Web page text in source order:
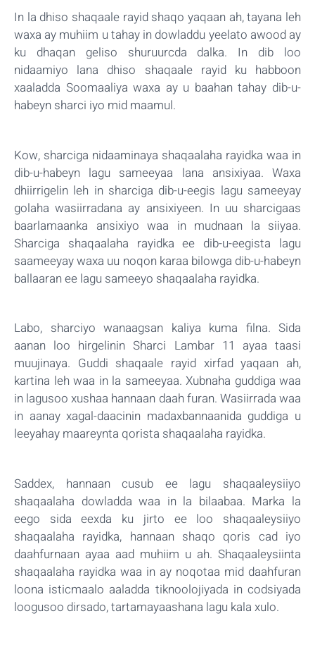
In la dhiso shaqaale rayid shaqo yaqaan ah, tayana leh
waxa ay muhiim u tahay in dowladdu yeelato awood ay
ku dhaqan geliso shuruurcda dalka. In dib loo
nidaamiyo lana dhiso shaqaale rayid ku habboon
xaaladda Soomaaliya waxa ay u baahan tahay dib-u-
habeyn sharci iyo mid maamul.
Kow, sharciga nidaaminaya shaqaalaha rayidka waa in
dib-u-habeyn lagu sameeyaa lana ansixiyaa. Waxa
dhiirrigelin leh in sharciga dib-u-eegis lagu sameeyay
golaha wasiirradana ay ansixiyeen. In uu sharcigaas
baarlamaanka ansixiyo waa in mudnaan la siiyaa.
Sharciga shaqaalaha rayidka ee dib-u-eegista lagu
saameeyay waxa uu noqon karaa bilowga dib-u-habeyn
ballaaran ee lagu sameeyo shaqaalaha rayidka.
Labo, sharciyo wanaagsan kaliya kuma filna. Sida
aanan loo hirgelinin Sharci Lambar 11 ayaa taasi
muujinaya. Guddi shaqaale rayid xirfad yaqaan ah,
kartina leh waa in la sameeyaa. Xubnaha guddiga waa
in lagusoo xushaa hannaan daah furan. Wasiirrada waa
in aanay xagal-daacinin madaxbannaanida guddiga u
leeyahay maareynta qorista shaqaalaha rayidka.
Saddex, hannaan cusub ee lagu shaqaaleysiiyo
shaqaalaha dowladda waa in la bilaabaa. Marka la
eego sida eexda ku jirto ee loo shaqaaleysiiyo
shaqaalaha rayidka, hannaan shaqo qoris cad iyo
daahfurnaan ayaa aad muhiim u ah. Shaqaaleysiinta
shaqaalaha rayidka waa in ay noqotaa mid daahfuran
loona isticmaalo aaladda tiknoolojiyada in codsiyada
loogusoo dirsado, tartamayaashana lagu kala xulo.